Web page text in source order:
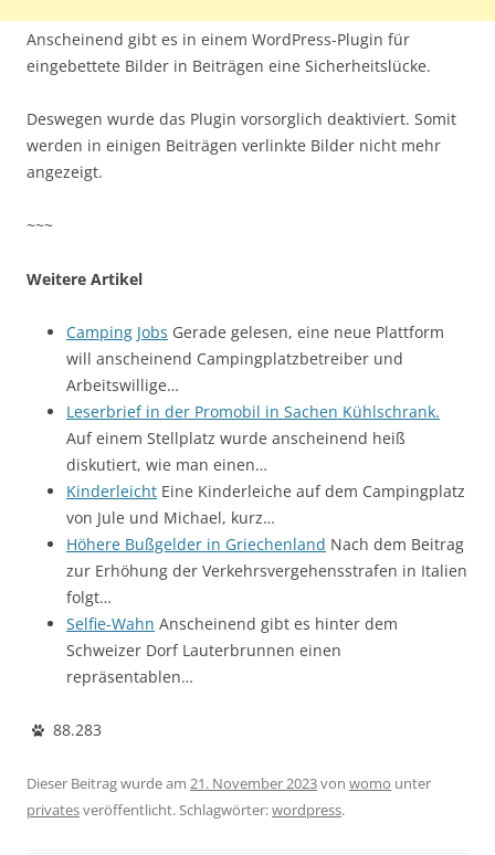
Anscheinend gibt es in einem WordPress-Plugin für
eingebettete Bilder in Beiträgen eine Sicherheitslücke.
Deswegen wurde das Plugin vorsorglich deaktiviert. Somit
werden in einigen Beiträgen verlinkte Bilder nicht mehr
angezeigt.
~~~
Weitere Artikel
Camping Jobs Gerade gelesen, eine neue Plattform
will anscheinend Campingplatzbetreiber und
Arbeitswillige…
Leserbrief in der Promobil in Sachen Kühlschrank.
Auf einem Stellplatz wurde anscheinend heiß
diskutiert, wie man einen…
Kinderleicht Eine Kinderleiche auf dem Campingplatz
von Jule und Michael, kurz…
Höhere Bußgelder in Griechenland Nach dem Beitrag
zur Erhöhung der Verkehrsvergehensstrafen in Italien
folgt…
Selfie-Wahn Anscheinend gibt es hinter dem
Schweizer Dorf Lauterbrunnen einen
repräsentablen…
88.283
Dieser Beitrag wurde am 21. November 2023von womo unter
privatesveröffentlicht. Schlagwörter:wordpress.